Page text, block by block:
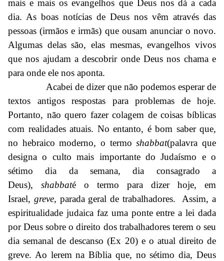
mais e mais os evangelhos que Deus nos dá a cada
dia. As boas notícias de Deus nos vêm através das
pessoas (irmãos e irmãs) que ousam anunciar o novo.
Algumas delas são, elas mesmas, evangelhos vivos
que nos ajudam a descobrir onde Deus nos chama e
para onde ele nos aponta.
Acabei de dizer que não podemos esperar de
textos antigos respostas para problemas de hoje.
Portanto, não quero fazer colagem de coisas bíblicas
com realidades atuais. No entanto, é bom saber que,
no hebraico moderno, o termoshabbat(palavra que
designa o culto mais importante do Judaísmo e o
sétimo dia da semana, dia consagrado a
Deus), shabbaté o termo para dizer hoje, em
Israel, greve, parada geral de trabalhadores. Assim, a
espiritualidade judaica faz uma ponte entre a lei dada
por Deus sobre o direito dos trabalhadores terem o seu
dia semanal de descanso (Ex 20) e o atual direito de
greve. Ao lerem na Bíblia que, no sétimo dia, Deus